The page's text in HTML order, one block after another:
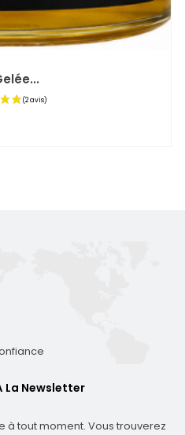
La Newsletter
à tout moment. Vous trouverez